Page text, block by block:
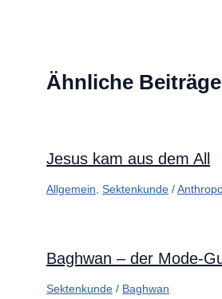
Ähnliche Beiträge
Jesus kam aus dem All
Allgemein Sektenkunde /
Baghwan – der Mode-
Sektenkunde / Baghwan